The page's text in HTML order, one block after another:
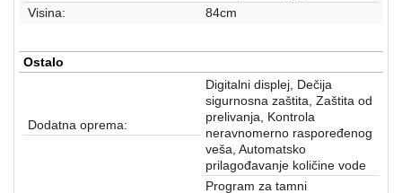
Visina:
84cm
Ostalo
Dodatna oprema:
Digitalni displej, Dečija
sigurnosna zaštita, Zaštita od
prelivanja, Kontrola
neravnomerno raspoređenog
veša, Automatsko
prilagođavanje količine vode
Program za tamni